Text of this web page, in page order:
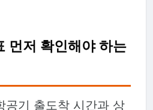
먼저 확인해야 하는
공기 출도착 시간과 상